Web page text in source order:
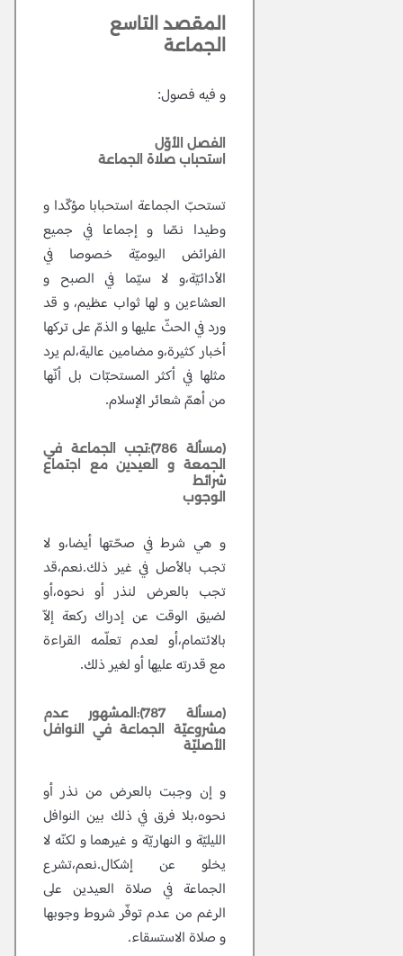
المقصد التاسع
الجماعة
و فيه فصول:
الفصل الأوّل
استحباب صلاة الجماعة
تستحبّ الجماعة استحبابا مؤكّدا و
وطيدا نصّا و إجماعا في جميع
الفرائض اليوميّة خصوصا في
الأدائيّة،و لا سيّما في الصبح و
العشاءين و لها ثواب عظيم، و قد
ورد في الحثّ عليها و الذمّ على تركها
أخبار كثيرة،و مضامين عالية،لم يرد
مثلها في أكثر المستحبّات بل أنّها
من أهمّ شعائر الإسلام.
(مسألة 786):تجب الجماعة في
الجمعة و العيدين مع اجتماع
شرائط
الوجوب
و هي شرط في صحّتها أيضا،و لا
تجب بالأصل في غير ذلك.نعم،قد
تجب بالعرض لنذر أو نحوه،أو
لضيق الوقت عن إدراك ركعة إلاّ
بالائتمام،أو لعدم تعلّمه القراءة
مع قدرته عليها أو لغير ذلك.
(مسألة 787):المشهور عدم
مشروعيّة الجماعة في النوافل
الأصليّة
و إن وجبت بالعرض من نذر أو
نحوه،بلا فرق في ذلك بين النوافل
الليليّة و النهاريّة و غيرهما و لكنّه لا
يخلو عن إشكال.نعم،تشرع
الجماعة في صلاة العيدين على
الرغم من عدم توفّر شروط وجوبها
و صلاة الاستسقاء.